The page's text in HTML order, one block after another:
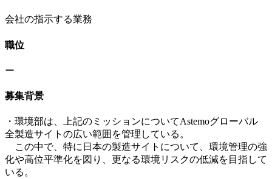
会社の指示する業務
職位
ー
募集背景
・環境部は、上記のミッションについてAstemoグローバル
全製造サイトの広い範囲を管理している。
この中で、特に日本の製造サイトについて、環境管理の強
化や高位平準化を図り、更なる環境リスクの低減を目指して
いる。